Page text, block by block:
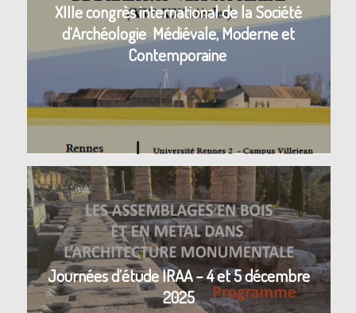
XIIIe congrès international de la Société
d’Archéologie Médiévale, Moderne et
Contemporaine
Journées d’étude IRAA – 4 et 5 décembre
2025